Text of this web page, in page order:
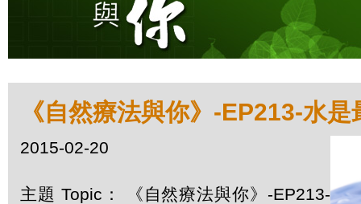
《自然療法與你》-EP213-水
2015-02-20
主題 Topic： 《自然療法與你》-EP213-